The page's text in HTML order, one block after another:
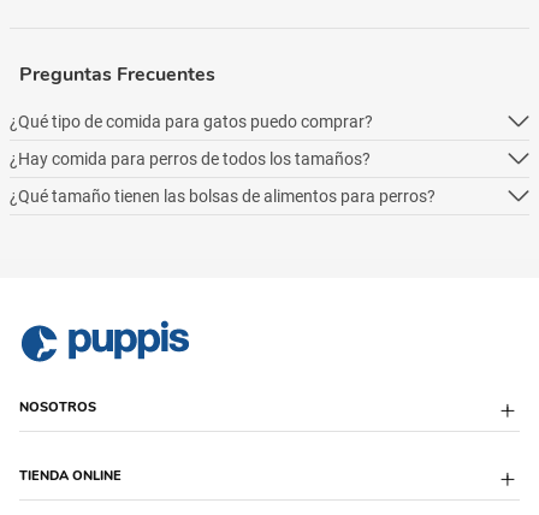
Preguntas Frecuentes
¿Qué tipo de comida para gatos puedo comprar?
Podés comprar online 5 tipos: alimento seco para perros, alimento
húmedo, alimento medicado, para necesidades especialesy alimentos
¿Hay comida para perros de todos los tamaños?
Podés comprar online 5 tipos: alimento seco para perros, alimento
¿Qué tamaño tienen las bolsas de alimentos para perros?
NOSOTROS
TIENDA ONLINE